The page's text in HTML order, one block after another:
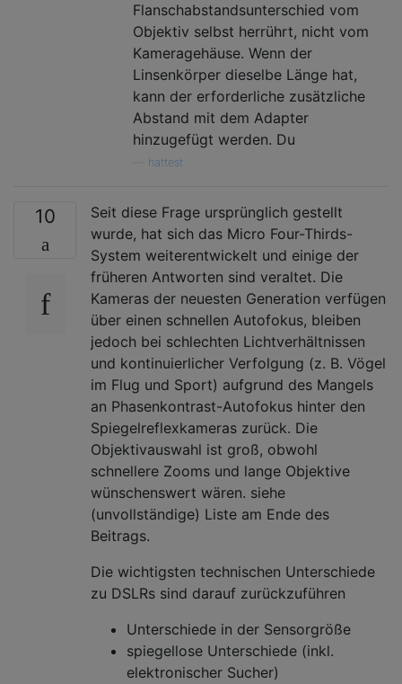
Flanschabstandsunterschied vom
Objektiv selbst herrührt, nicht vom
Kameragehäuse. Wenn der
Linsenkörper dieselbe Länge hat,
kann der erforderliche zusätzliche
Abstand mit dem Adapter
hinzugefügt werden. Du
hattest
10
Seit diese Frage ursprünglich gestellt
wurde, hat sich das Micro Four-Thirds-
System weiterentwickelt und einige der
früheren Antworten sind veraltet. Die
Kameras der neuesten Generation verfügen
über einen schnellen Autofokus, bleiben
jedoch bei schlechten Lichtverhältnissen
und kontinuierlicher Verfolgung (z. B. Vögel
im Flug und Sport) aufgrund des Mangels
an Phasenkontrast-Autofokus hinter den
Spiegelreflexkameras zurück. Die
Objektivauswahl ist groß, obwohl
schnellere Zooms und lange Objektive
wünschenswert wären. siehe
(unvollständige) Liste am Ende des
Beitrags.
Die wichtigsten technischen Unterschiede
zu DSLRs sind darauf zurückzuführen
Unterschiede in der Sensorgröße
spiegellose Unterschiede (inkl.
elektronischer Sucher)